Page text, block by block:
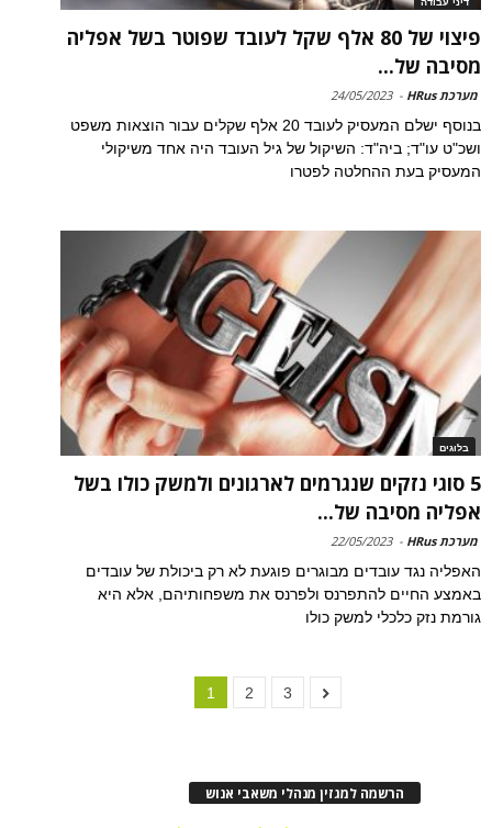
דיני עבודה
פיצוי של 80 אלף שקל לעובד שפוטר בשל אפליה
מסיבה של...
מערכת HRus -
24/05/2023
בנוסף ישלם המעסיק לעובד 20 אלף שקלים עבור הוצאות משפט
ושכ"ט עו"ד; ביה"ד: השיקול של גיל העובד היה אחד משיקולי
המעסיק בעת ההחלטה לפטרו
בלוגים
5 סוגי נזקים שנגרמים לארגונים ולמשק כולו בשל
אפליה מסיבה של...
מערכת HRus -
22/05/2023
האפליה נגד עובדים מבוגרים פוגעת לא רק ביכולת של עובדים
באמצע החיים להתפרנס ולפרנס את משפחותיהם, אלא היא
גורמת נזק כלכלי למשק כולו
1 2 3
הרשמה למגזין מנהלי משאבי אנוש